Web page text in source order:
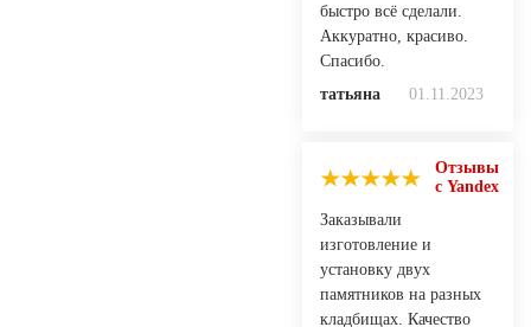
быстро всё сделали.
Аккуратно, красиво.
Спасибо.
татьяна
01.11.2023
Отзывы
с Yandex
Заказывали
изготовление и
установку двух
памятников на разных
кладбищах. Качество